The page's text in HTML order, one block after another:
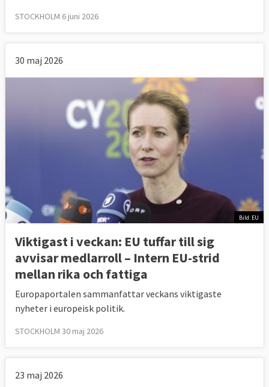
STOCKHOLM 6 juni 2026
30 maj 2026
Bild: EU
Viktigast i veckan: EU tuffar till sig
avvisar medlarroll – Intern EU-strid
mellan rika och fattiga
Europaportalen sammanfattar veckans viktigaste
nyheter i europeisk politik.
STOCKHOLM 30 maj 2026
23 maj 2026